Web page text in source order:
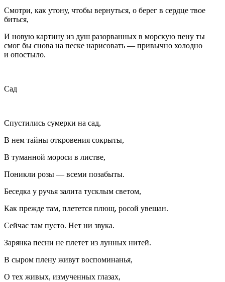
Смотри, как утону, чтобы вернуться, о берег в сердце твое
биться,
И новую картину из душ разорванных в морскую пену ты
смог бы снова на песке нарисовать — привычно холодно
и опостыло.
Сад
Спустились сумерки на сад,
В нем тайны откровения сокрыты,
В туманной мороси в листве,
Поникли розы — всеми позабыты.
Беседка у ручья залита тусклым светом,
Как прежде там, плетется плющ, росой увешан.
Сейчас там пусто. Нет ни звука.
Зарянка песни не плетет из лунных нитей.
В сыром плену живут воспоминанья,
О тех живых, измученных глазах,